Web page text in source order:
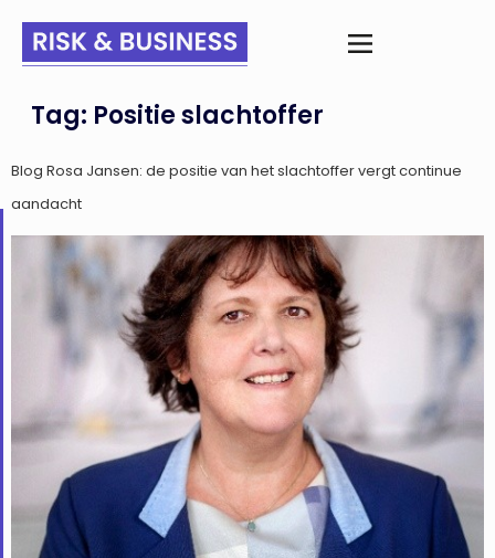
Tag: Positie slachtoffer
Blog Rosa Jansen: de positie van het slachtoffer vergt continue
aandacht